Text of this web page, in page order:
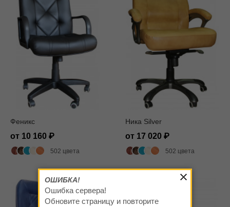
Феникс
от 10 160
502 цвета
Ника Silver
от 17 020
502 цвета
ОШИБКА!
Ошибка сервера!
Обновите страницу и повторите